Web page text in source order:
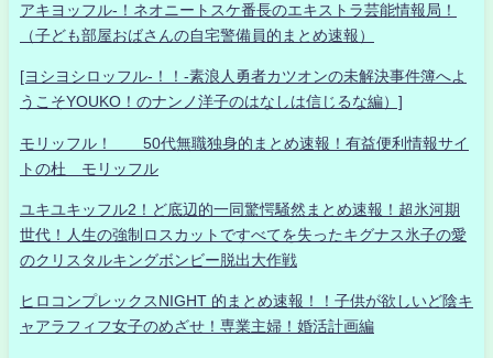
アキヨッフル-！ネオニートスケ番長のエキストラ芸能情報局！
（子ども部屋おばさんの自宅警備員的まとめ速報）
[ヨシヨシロッフル-！！-素浪人勇者カツオンの未解決事件簿へよ
うこそYOUKO！のナンノ洋子のはなしは信じるな編）]
モリッフル！ 50代無職独身的まとめ速報！有益便利情報サイ
トの杜 モリッフル
ユキユキッフル2！ど底辺的一同驚愕騒然まとめ速報！超氷河期
世代！人生の強制ロスカットですべてを失ったキグナス氷子の愛
のクリスタルキングボンビー脱出大作戦
ヒロコンプレックスNIGHT 的まとめ速報！！子供が欲しいど陰キ
ャアラフィフ女子のめざせ！専業主婦！婚活計画編